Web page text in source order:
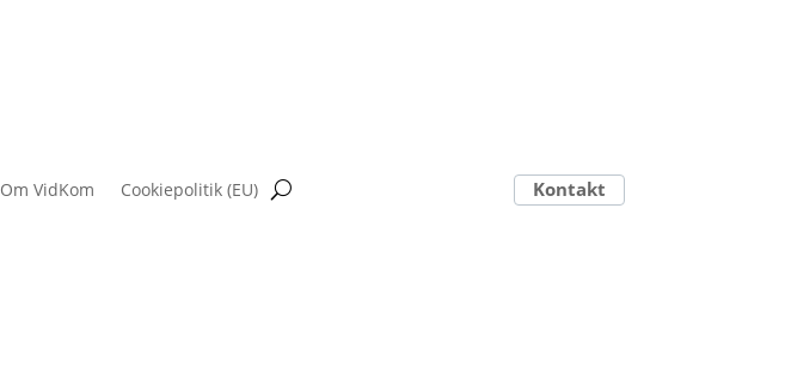
Om VidKom Kontakt
Cookiepolitik (EU)